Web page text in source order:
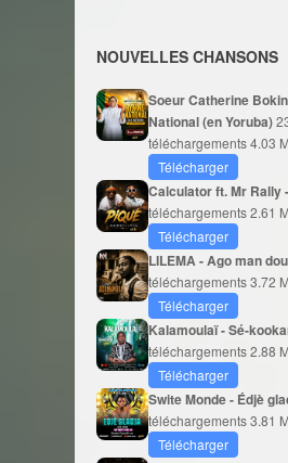
NOUVELLES CHANSONS
Soeur Catherine
National (en Yoruba)
téléchargements4.03
Télécharger
Calculator ft. Mr Rally
téléchargements2.61
Télécharger
LILEMA - Ago man dou
téléchargements3.72
Télécharger
Kalamoulaï - Sé-
téléchargements2.88
Télécharger
Swite Monde - Édjè
téléchargements3.81
Télécharger